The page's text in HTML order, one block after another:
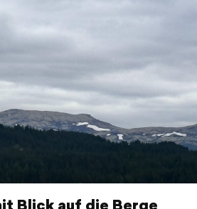
Blick auf die Berge